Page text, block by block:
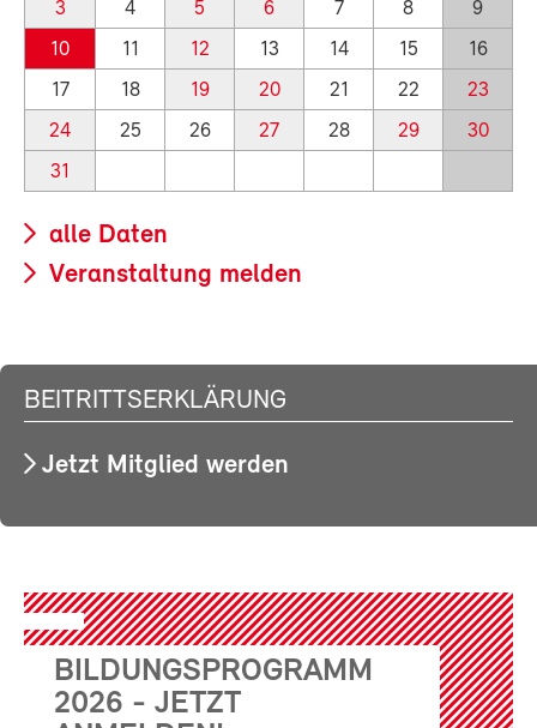
3 4 5 6 7 8
9
10
11 12 13 14 15
16
17
18 19 20 21 22
23
24
25 26 27 28 29
30
31
alle Daten
Veranstaltung melden
BEITRITTSERKLÄRUNG
Jetzt Mitglied werden
BILDUNGSPROGRAMM
2026 - JETZT